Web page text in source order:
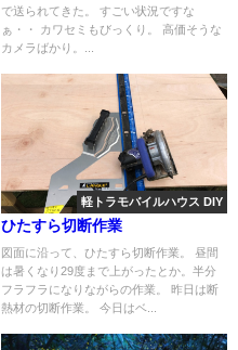
で送られてきた。 すごい状況ですな
ぁ・・ カワセミもびっくり。 高価そうな
カメラばかり。...
軽トラモバイルハウス DIY
ひたすら切断作業
図面に沿って、ひたすら切断作業。 昼間
は暑くなり29度まで上がったとか。半分
フラフラになりながらの作業。 昨日は断
熱材の切断作業。 今日はベ...